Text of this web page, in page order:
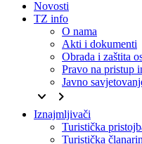
Novosti
TZ info
O nama
Akti i dokumenti
Obrada i zaštita
Pravo na pristup
Javno
keyboard_arrow_down keyboard_arrow_right
Iznajmljivači
Turistička
Turistička